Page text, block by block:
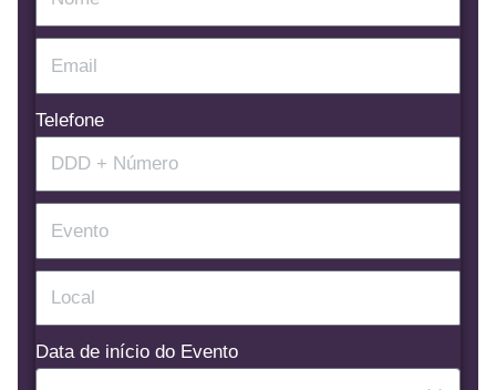
Telefone
Data de início do Evento